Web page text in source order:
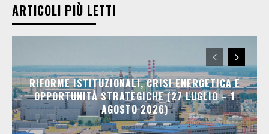
ARTICOLI PIÙ LETTI
RIFORME ISTITUZIONALI, CRISI ENERGETICA E
OPPORTUNITÀ STRATEGICHE (27 LUGLIO – 1
AGOSTO 2026)